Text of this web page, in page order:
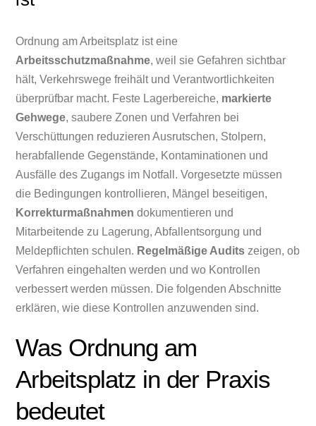
Ordnung am Arbeitsplatz ist eine
Arbeitsschutzmaßnahme, weil sie Gefahren sichtbar
hält, Verkehrswege freihält und Verantwortlichkeiten
überprüfbar macht. Feste Lagerbereiche, markierte
Gehwege, saubere Zonen und Verfahren bei
Verschüttungen reduzieren Ausrutschen, Stolpern,
herabfallende Gegenstände, Kontaminationen und
Ausfälle des Zugangs im Notfall. Vorgesetzte müssen
die Bedingungen kontrollieren, Mängel beseitigen,
Korrekturmaßnahmen dokumentieren und
Mitarbeitende zu Lagerung, Abfallentsorgung und
Meldepflichten schulen. Regelmäßige Audits zeigen, ob
Verfahren eingehalten werden und wo Kontrollen
verbessert werden müssen. Die folgenden Abschnitte
erklären, wie diese Kontrollen anzuwenden sind.
Was Ordnung am
Arbeitsplatz in der Praxis
bedeutet